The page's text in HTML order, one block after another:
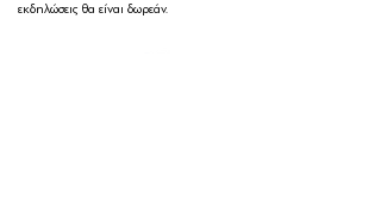
εκδηλώσεις θα είναι δωρεάν.